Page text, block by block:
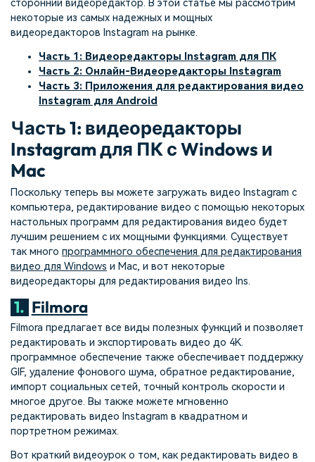
Блог
сторонний видеоредактор. В этой статье мы рассмотрим
некоторые из самых надежных и мощных
видеоредакторов Instagram на рынке.
Часть 1: Видеоредакторы Instagram для ПК
Часть 2: Онлайн-Видеоредакторы Instagram
Часть 3: Приложения для редактирования видео
Instagram для Android
Часть 1: видеоредакторы
Instagram для ПК с Windows и
Mac
Поскольку теперь вы можете загружать видео Instagram с
компьютера, редактирование видео с помощью некоторых
настольных программ для редактирования видео будет
лучшим решением с их мощными функциями. Существует
так много программного обеспечения для редактирования
видео для Windows и Mac, и вот некоторые
видеоредакторы для редактирования видео Ins.
1. Filmora
Filmora предлагает все виды полезных функций и позволяет
редактировать и экспортировать видео до 4K.
программное обеспечение также обеспечивает поддержку
GIF, удаление фонового шума, обратное редактирование,
импорт социальных сетей, точный контроль скорости и
многое другое. Вы также можете мгновенно
редактировать видео Instagram в квадратном и
портретном режимах.
Вот краткий видеоурок о том, как редактировать видео в